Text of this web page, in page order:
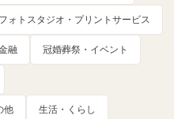
フォトスタジオ・プリントサービス
融 冠婚葬祭・イベント
他 生活・くらし